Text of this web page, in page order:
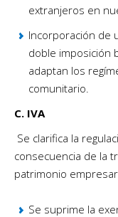
extranjeros en
Incorporación de
doble imposición
adaptan los
comunitario.
C. IVA
Se clarifica la
consecuencia de la
patrimonio
Se suprime la